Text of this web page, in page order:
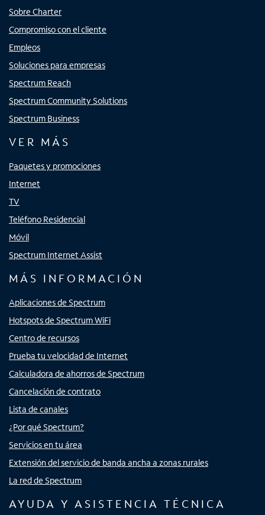
Sobre Charter
Compromiso con el cliente
Empleos
Soluciones para empresas
Spectrum Reach
Spectrum Community Solutions
Spectrum Business
VER MÁS
Paquetes y promociones
Internet
TV
Teléfono Residencial
Móvil
Spectrum Internet Assist
MÁS INFORMACIÓN
Aplicaciones de Spectrum
Hotspots de Spectrum WiFi
Centro de recursos
Prueba tu velocidad de Internet
Calculadora de ahorros de Spectrum
Cancelación de contrato
Lista de canales
¿Por qué Spectrum?
Servicios en tu área
Extensión del servicio de banda ancha a zonas rurales
La red de Spectrum
AYUDA Y ASISTENCIA TÉCNICA